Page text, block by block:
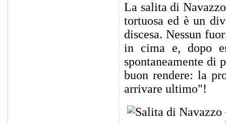
La salita di
tortuosa ed è un
discesa. Nessun
in cima e, dopo
spontaneamente di
buon rendere: la
arrivare ultimo"!